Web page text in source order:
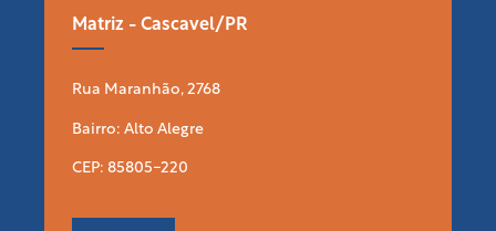
Matriz - Cascavel/PR
Rua Maranhão, 2768
Bairro: Alto Alegre
CEP: 85805-220